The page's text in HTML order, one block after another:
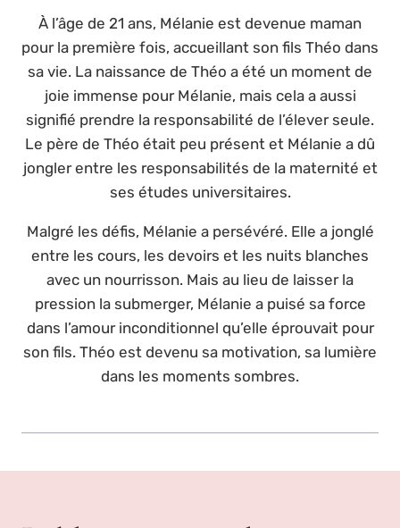
À l’âge de 21 ans, Mélanie est devenue maman
pour la première fois, accueillant son fils Théo dans
sa vie. La naissance de Théo a été un moment de
joie immense pour Mélanie, mais cela a aussi
signifié prendre la responsabilité de l’élever seule.
Le père de Théo était peu présent et Mélanie a dû
jongler entre les responsabilités de la maternité et
ses études universitaires.
Malgré les défis, Mélanie a persévéré. Elle a jonglé
entre les cours, les devoirs et les nuits blanches
avec un nourrisson. Mais au lieu de laisser la
pression la submerger, Mélanie a puisé sa force
dans l’amour inconditionnel qu’elle éprouvait pour
son fils. Théo est devenu sa motivation, sa lumière
dans les moments sombres.